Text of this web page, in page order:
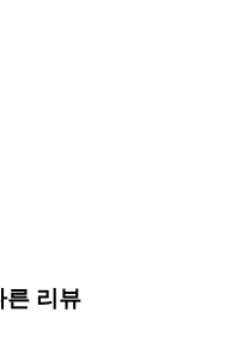
른 리뷰